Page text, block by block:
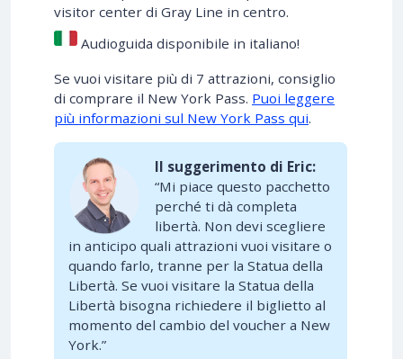
visitor center di Gray Line in centro.
Audioguida disponibile in italiano!
Se vuoi visitare più di 7 attrazioni, consiglio
di comprare il New York Pass. Puoi leggere
più informazioni sul New York Pass qui.
Il suggerimento di Eric:
“Mi piace questo pacchetto
perché ti dà completa
libertà. Non devi scegliere
in anticipo quali attrazioni vuoi visitare o
quando farlo, tranne per la Statua della
Libertà. Se vuoi visitare la Statua della
Libertà bisogna richiedere il biglietto al
momento del cambio del voucher a New
York.”